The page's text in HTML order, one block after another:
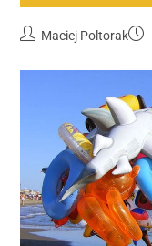
Maciej Poltorak